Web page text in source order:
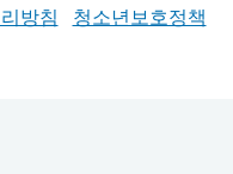
방침 청소년보호정책